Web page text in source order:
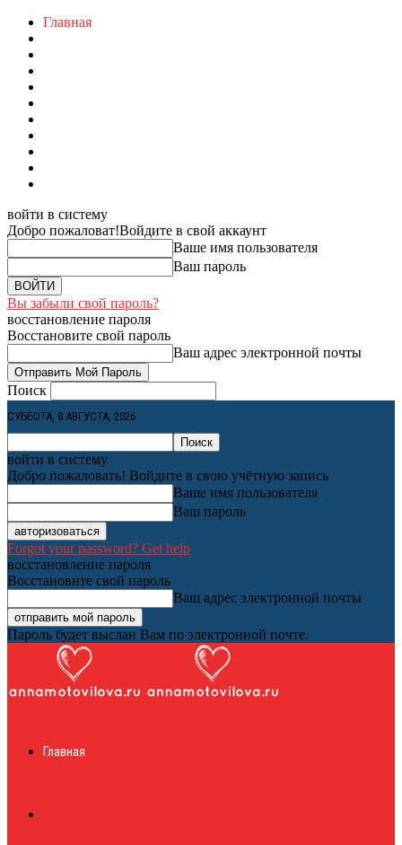
Главная
войти в систему
Добро пожаловат!Войдите в свой аккаунт
Ваше имя пользователя
Ваш пароль
Вы забыли свой пароль?
восстановление пароля
Восстановите свой пароль
Ваш адрес электронной почты
Поиск
СУББОТА, 8 АВГУСТА, 2026
войти в систему
Добро пожаловать! Войдите в свою учётную запись
Ваше имя пользователя
Ваш пароль
Forgot your password? Get help
восстановление пароля
Восстановите свой пароль
Ваш адрес электронной почты
Пароль будет выслан Вам по электронной почте.
журналГлавная